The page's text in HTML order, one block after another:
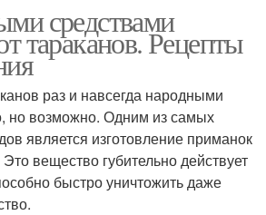
средствами
тараканов. Рецепты
раз и навсегда народными
но возможно. Одним из самых
является изготовление приманок
вещество губительно действует
быстро уничтожить даже